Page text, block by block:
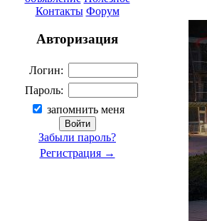
Контакты Форум
Авторизация
Логин:
Пароль:
запомнить меня
Забыли пароль?
Регистрация →